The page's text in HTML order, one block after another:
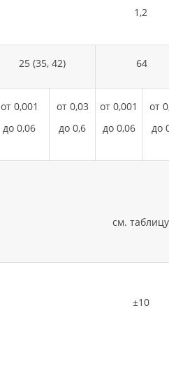
1,2
25 (35, 42) 64
от 0,001
до 0,06
от 0,03
до 0,6
от 0,001
до 0,06
от
до
см. таблицу
±10